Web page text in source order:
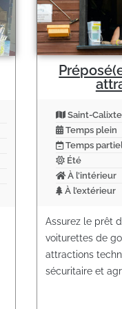
Saint-
Temps plein
Temps
Été
À l’intérieur
À l’extérieur
Assurez le prêt
voiturettes de
attractions
sécuritaire et